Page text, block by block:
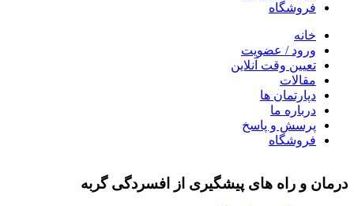
فروشگاه
خانه
ورود / عضویت
تعیین وقت آنلاین
مقالات
دپارتمان ها
درباره ما
پرسش و پاسخ
فروشگاه
درمان و راه های پیشگیری از افسردگی گربه